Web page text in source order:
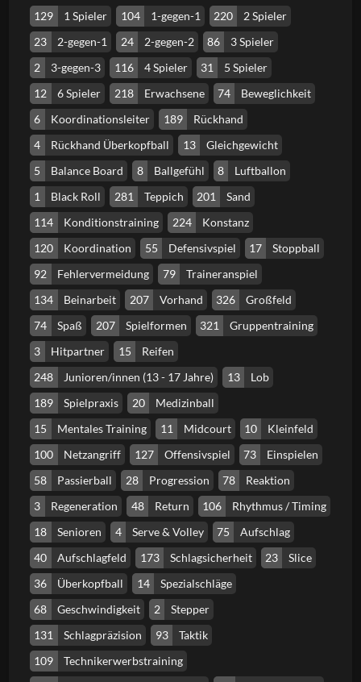
129 1 Spieler 104 1-gegen-1 220
2 Spieler
23
2-gegen-1 24 2-gegen-2 86
3 Spieler
2
3-gegen-3 116 4 Spieler 31
5 Spieler
12
6 Spieler 218 Erwachsene 74
Beweglichkeit
6
Koordinationsleiter 189
Rückhand
4
Rückhand Überkopfball 13
Gleichgewicht
5
Balance Board 8 Ballgefühl 8
Luftballon
1
Black Roll 281 Teppich 201
Sand
114
Konditionstraining 224
Konstanz
120
Koordination 55 Defensivspiel 17
Stoppball
92
Fehlervermeidung 79
Traineranspiel
134
Beinarbeit 207 Vorhand 326
Großfeld
74
Spaß 207 Spielformen 321
Gruppentraining
3
Hitpartner 15
Reifen
248
Junioren/innen (13 - 17 Jahre) 13
Lob
189
Spielpraxis 20
Medizinball
15
Mentales Training 11 Midcourt 10
Kleinfeld
100
Netzangriff 127 Offensivspiel 73
Einspielen
58
Passierball 28 Progression 78
Reaktion
3
Regeneration 48 Return 106
Rhythmus / Timing
18
Senioren 4 Serve & Volley 75
Aufschlag
40
Aufschlagfeld 173 Schlagsicherheit 23
Slice
36
Überkopfball 14
Spezialschläge
68
Geschwindigkeit 2
Stepper
131
Schlagpräzision 93
Taktik
109
Technikerwerbstraining